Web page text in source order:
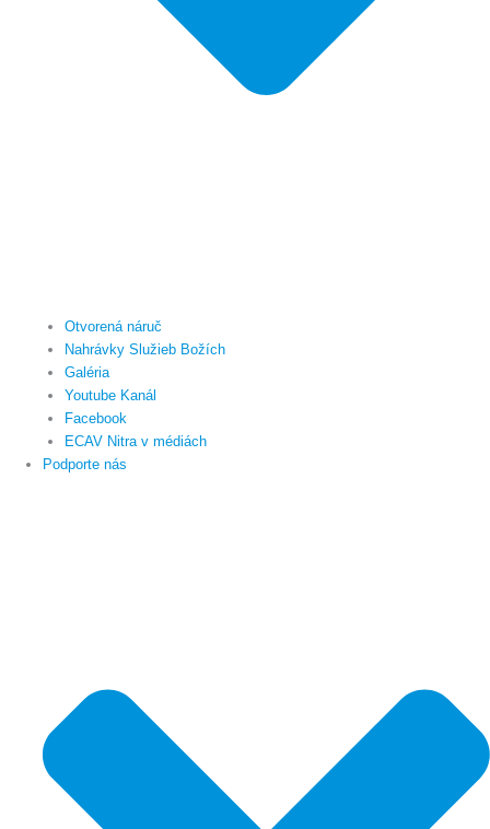
Otvorená náruč
Nahrávky Služieb Božích
Galéria
Youtube Kanál
Facebook
ECAV Nitra v médiách
Podporte nás